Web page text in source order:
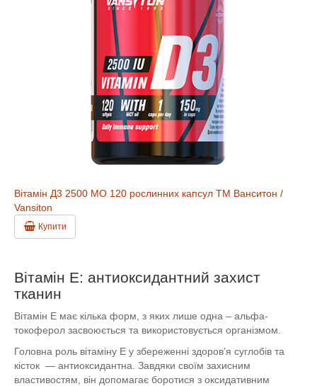
Вітамін Д3 2500 МО 120 рослинних капсул ТМ Ванситон /
Vansiton
Купити
Вітамін E: антиоксидантний захист
тканин
Вітамін Е має кілька форм, з яких лише одна – альфа-
токоферол засвоюється та використовується організмом.
Головна роль вітаміну Е у збереженні здоров’я суглобів та
кісток — антиоксидантна. Завдяки своїм захисним
властивостям, він допомагає боротися з оксидативним